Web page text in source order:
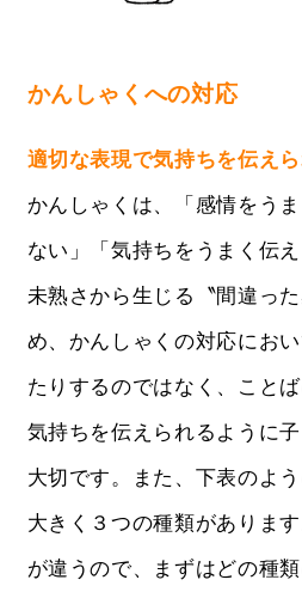
かんしゃくへの対応
適切な表現で気持ちを伝え
かんしゃくは、「感情をう
ない」「気持ちをうまく伝
未熟さから生じる〝間違っ
め、かんしゃくの対応にお
たりするのではなく、こと
気持ちを伝えられるように
大切です。また、下表のよ
大きく３つの種類がありま
が違うので、まずはどの種